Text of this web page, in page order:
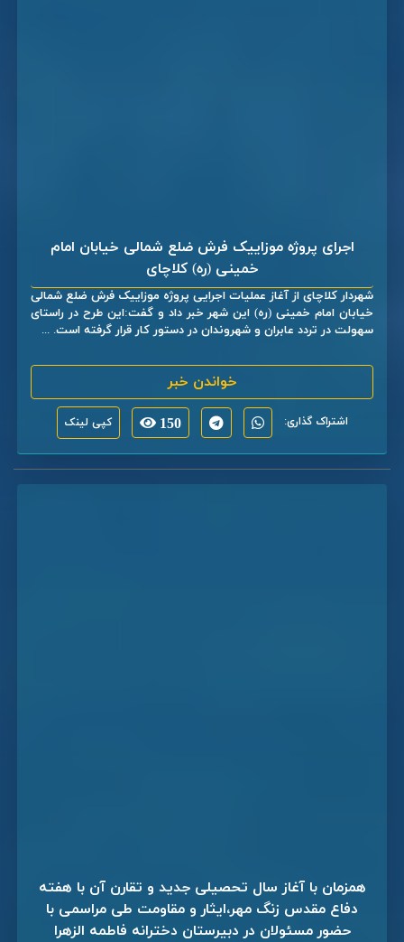
اجرای پروژه موزاییک فرش ضلع شمالی خیابان امام
خمینی (ره) کلاچای
شهردار کلاچای از آغاز عملیات اجرایی پروژه موزاییک فرش ضلع شمالی
خیابان امام خمینی (ره) این شهر خبر داد و گفت:این طرح در راستای
سهولت در تردد عابران و شهروندان در دستور کار قرار گرفته است. ...
خواندن خبر
اشتراک گذاری: 150 کپی لینک
همزمان با آغاز سال تحصیلی جدید و تقارن آن با هفته
دفاع مقدس زنگ مهر،ایثار و مقاومت طی مراسمی با
حضور مسئولان در دبیرستان دخترانه فاطمه الزهرا